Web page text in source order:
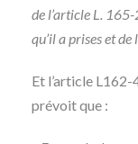
de l’article L.
qu’il a prises et
Et l’article L162-
prévoit que :